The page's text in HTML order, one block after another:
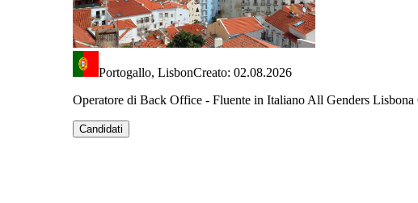
Portogallo, LisbonCreato: 02.08.2026
Operatore di Back Office - Fluente in Italiano All Genders
Candidati